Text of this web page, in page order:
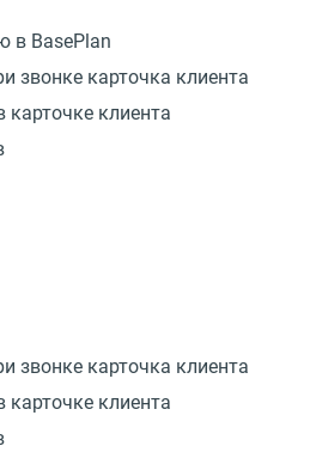
в BasePlan
звонке карточка клиента
карточке клиента
звонке карточка клиента
карточке клиента